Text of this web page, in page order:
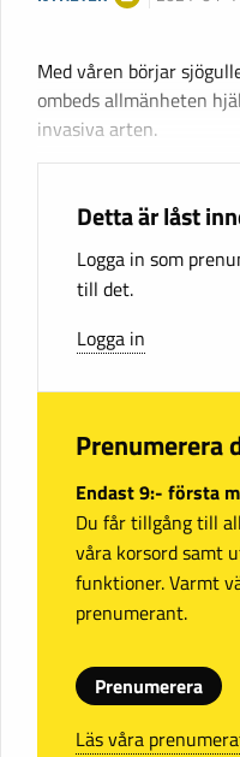
Med våren börjar
ombeds allmänheten
invasiva arten.
Detta är låst
Logga in som
till det.
Logga in
Prenumerera
Endast 9:- första
Du får tillgång till
våra korsord samt
funktioner. Varmt
prenumerant.
Prenumerera
Läs våra